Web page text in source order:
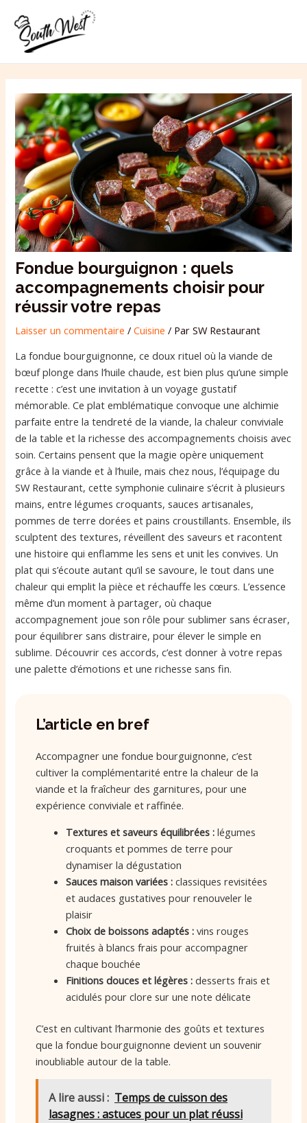
contenu
Fondue bourguignon : quels
accompagnements choisir pour
réussir votre repas
Laisser un commentaire /Cuisine / ParSW Restaurant
La fondue bourguignonne, ce doux rituel où la viande de
bœuf plonge dans l’huile chaude, est bien plus qu’une simple
recette : c’est une invitation à un voyage gustatif
mémorable. Ce plat emblématique convoque une alchimie
parfaite entre la tendreté de la viande, la chaleur conviviale
de la table et la richesse des accompagnements choisis avec
soin. Certains pensent que la magie opère uniquement
grâce à la viande et à l’huile, mais chez nous, l’équipage du
SW Restaurant, cette symphonie culinaire s’écrit à plusieurs
mains, entre légumes croquants, sauces artisanales,
pommes de terre dorées et pains croustillants. Ensemble, ils
sculptent des textures, réveillent des saveurs et racontent
une histoire qui enflamme les sens et unit les convives. Un
plat qui s’écoute autant qu’il se savoure, le tout dans une
chaleur qui emplit la pièce et réchauffe les cœurs. L’essence
même d’un moment à partager, où chaque
accompagnement joue son rôle pour sublimer sans écraser,
pour équilibrer sans distraire, pour élever le simple en
sublime. Découvrir ces accords, c’est donner à votre repas
une palette d’émotions et une richesse sans fin.
L’article en bref
Accompagner une fondue bourguignonne, c’est
cultiver la complémentarité entre la chaleur de la
viande et la fraîcheur des garnitures, pour une
expérience conviviale et raffinée.
Textures et saveurs équilibrées : légumes
croquants et pommes de terre pour
dynamiser la dégustation
Sauces maison variées : classiques revisitées
et audaces gustatives pour renouveler le
plaisir
Choix de boissons adaptés : vins rouges
fruités à blancs frais pour accompagner
chaque bouchée
Finitions douces et légères : desserts frais et
acidulés pour clore sur une note délicate
C’est en cultivant l’harmonie des goûts et textures
que la fondue bourguignonne devient un souvenir
inoubliable autour de la table.
A lire aussi : Temps de cuisson des
lasagnes : astuces pour un plat réussi